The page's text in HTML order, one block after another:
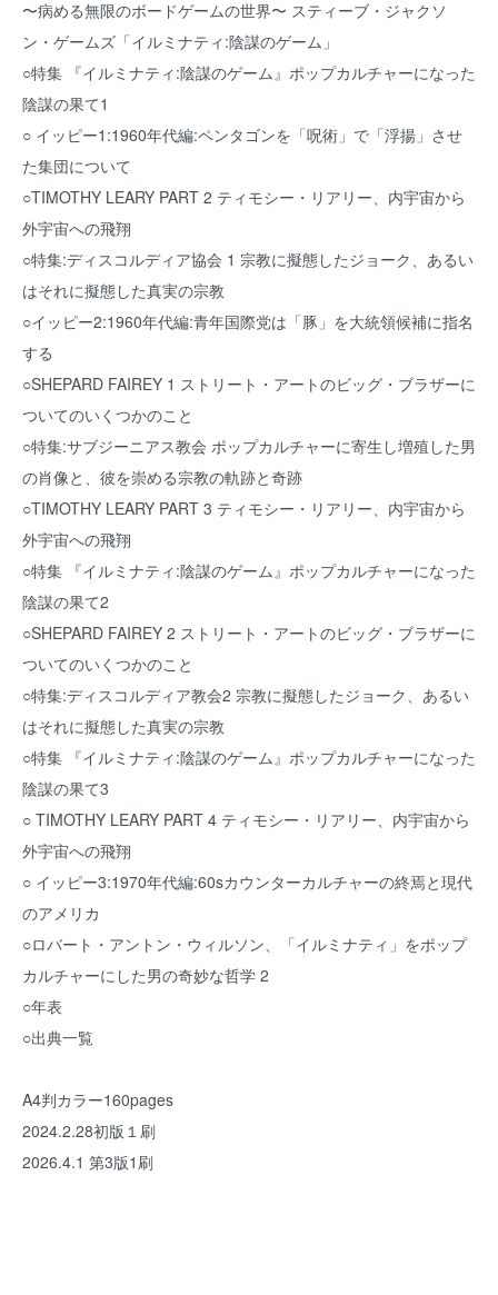
〜病める無限のボードゲームの世界〜 スティーブ・ジャクソ
ン・ゲームズ「イルミナティ:陰謀のゲーム」
○特集 『イルミナティ:陰謀のゲーム』ポップカルチャーになった
陰謀の果て1
○ イッピー1:1960年代編:ペンタゴンを「呪術」で「浮揚」させ
た集団について
○TIMOTHY LEARY PART 2 ティモシー・リアリー、内宇宙から
外宇宙への飛翔
○特集:ディスコルディア協会 1 宗教に擬態したジョーク、あるい
はそれに擬態した真実の宗教
○イッピー2:1960年代編:青年国際党は「豚」を大統領候補に指名
する
○SHEPARD FAIREY 1 ストリート・アートのビッグ・ブラザーに
ついてのいくつかのこと
○特集:サブジーニアス教会 ポップカルチャーに寄生し増殖した男
の肖像と、彼を崇める宗教の軌跡と奇跡
○TIMOTHY LEARY PART 3 ティモシー・リアリー、内宇宙から
外宇宙への飛翔
○特集 『イルミナティ:陰謀のゲーム』ポップカルチャーになった
陰謀の果て2
○SHEPARD FAIREY 2 ストリート・アートのビッグ・ブラザーに
ついてのいくつかのこと
○特集:ディスコルディア教会2 宗教に擬態したジョーク、あるい
はそれに擬態した真実の宗教
○特集 『イルミナティ:陰謀のゲーム』ポップカルチャーになった
陰謀の果て3
○ TIMOTHY LEARY PART 4 ティモシー・リアリー、内宇宙から
外宇宙への飛翔
○ イッピー3:1970年代編:60sカウンターカルチャーの終焉と現代
のアメリカ
○ロバート・アントン・ウィルソン、「イルミナティ」をポップ
カルチャーにした男の奇妙な哲学 2
○年表
○出典一覧
A4判カラー160pages
2024.2.28初版１刷
2026.4.1 第3版1刷